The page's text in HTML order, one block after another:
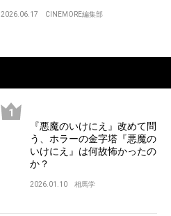
2026.06.17 CINEMORE編集部
『悪魔のいけにえ』改めて問
う、ホラーの金字塔『悪魔の
いけにえ』は何故怖かったの
か？
2026.01.10 相馬学